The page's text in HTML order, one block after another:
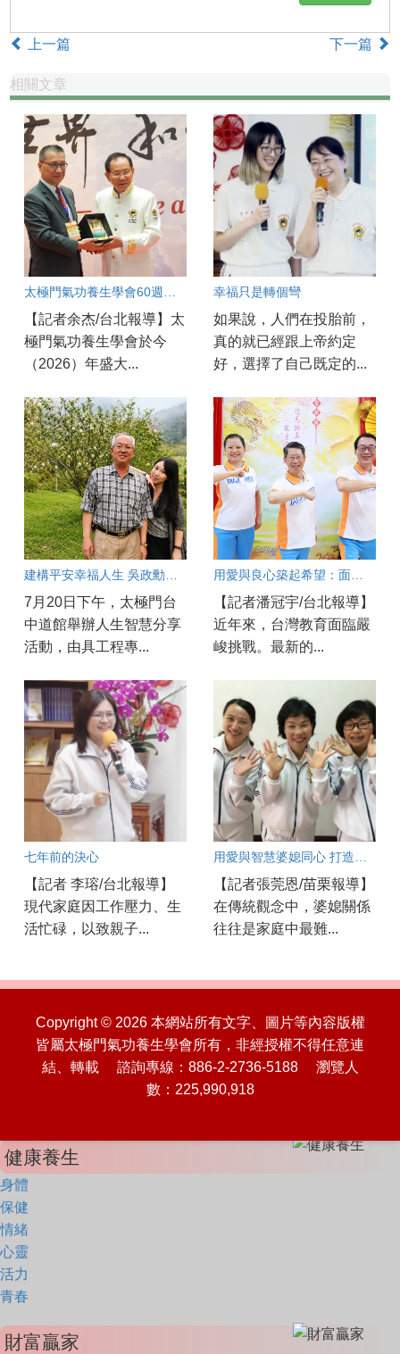
上一篇 下一篇
相關文章
【記者余杰/台北報導】太
極門氣功養生學會於今
（2026）年盛大...
幸福只是轉個彎
如果說，人們在投胎前，
真的就已經跟上帝約定
好，選擇了自己既定的...
7月20日下午，太極門台
中道館舉辦人生智慧分享
活動，由具工程專...
【記者潘冠宇/台北報導】
近年來，台灣教育面臨嚴
峻挑戰。最新的...
七年前的決心
【記者 李瑢/台北報導】
現代家庭因工作壓力、生
活忙碌，以致親子...
用愛與智慧婆媳同心 打造幸福家庭
【記者張莞恩/苗栗報導】
在傳統觀念中，婆媳關係
往往是家庭中最難...
Copyright © 2026 本網站所有文字、圖片等內容版權
皆屬太極門氣功養生學會所有，非經授權不得任意連
結、轉載 諮詢專線：886-2-2736-5188 瀏覽人
數：225,990,918
健康養生
身體
保健
情緒
心靈
活力
青春
財富贏家